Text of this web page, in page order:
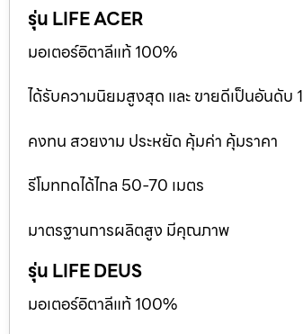
รุ่น LIFE ACER
มอเตอร์อิตาลีแท้ 100%
ได้รับความนิยมสูงสุด และ ขายดีเป็นอันดับ 1
คงทน สวยงาม ประหยัด คุ้มค่า คุ้มราคา
รีโมทกดได้ไกล 50-70 เมตร
มาตรฐานการผลิตสูง มีคุณภาพ
รุ่น LIFE DEUS
มอเตอร์อิตาลีแท้ 100%